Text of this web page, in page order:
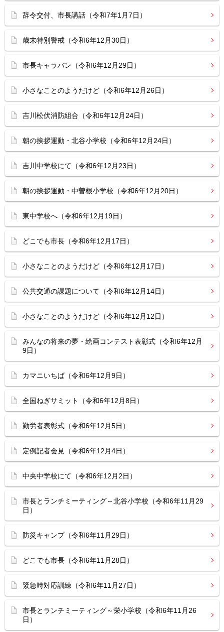
辞令交付、市長講話（令和7年1月7日）
歳末特別警戒（令和6年12月30日）
市長キャラバン（令和6年12月29日）
小さなことのようだけど（令和6年12月26日）
吉川松伏消防組合（令和6年12月24日）
朝の挨拶運動・北谷小学校（令和6年12月24日）
吉川中学校にて（令和6年12月23日）
朝の挨拶運動・中曽根小学校（令和6年12月20日）
東中学校へ（令和6年12月19日）
どこでも市長（令和6年12月17日）
小さなことのようだけど（令和6年12月17日）
公共交通の課題について（令和6年12月14日）
小さなことのようだけど（令和6年12月12日）
みんなの将来の夢・絵画コンテスト表彰式（令和6年12月
9日）
カマニいちば（令和6年12月9日）
全国ねぎサミット（令和6年12月8日）
勤労者表彰式（令和6年12月5日）
定例記者会見（令和6年12月4日）
中央中学校にて（令和6年12月2日）
市長とランチミーティング～北谷小学校（令和6年11月29
日）
防災キャンプ（令和6年11月29日）
どこでも市長（令和6年11月28日）
緊急時対応訓練（令和6年11月27日）
市長とランチミーティング～栄小学校（令和6年11月26
日）